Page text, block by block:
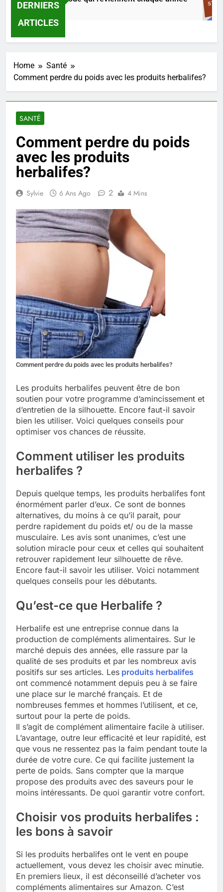
DERNIERS
ARTICLES
Ago
Home
Santé
Comment perdre du poids avec les produits herbalifes?
SANTÉ
Comment perdre du poids
avec les produits
herbalifes?
Sylvie 6 Ans Ago 2 4 Mins
Comment perdre du poids avec les produits herbalifes?
Les produits herbalifes peuvent être de bon
soutien pour votre programme d’amincissement et
d’entretien de la silhouette. Encore faut-il savoir
bien les utiliser. Voici quelques conseils pour
optimiser vos chances de réussite.
Comment utiliser les produits
herbalifes ?
Depuis quelque temps, les produits herbalifes font
énormément parler d’eux. Ce sont de bonnes
alternatives, du moins à ce qu’il parait, pour
perdre rapidement du poids et/ ou de la masse
musculaire. Les avis sont unanimes, c’est une
solution miracle pour ceux et celles qui souhaitent
retrouver rapidement leur silhouette de rêve.
Encore faut-il savoir les utiliser. Voici notamment
quelques conseils pour les débutants.
Qu’est-ce que Herbalife ?
Herbalife est une entreprise connue dans la
production de compléments alimentaires. Sur le
marché depuis des années, elle rassure par la
qualité de ses produits et par les nombreux avis
positifs sur ses articles. Les produits herbalifes
ont commencé notamment depuis peu à se faire
une place sur le marché français. Et de
nombreuses femmes et hommes l’utilisent, et ce,
surtout pour la perte de poids.
Il s’agit de complément alimentaire facile à utiliser.
L’avantage, outre leur efficacité et leur rapidité, est
que vous ne ressentez pas la faim pendant toute la
durée de votre cure. Ce qui facilite justement la
perte de poids. Sans compter que la marque
propose des produits avec des saveurs pour le
moins intéressants. De quoi garantir votre confort.
Choisir vos produits herbalifes :
les bons à savoir
Si les produits herbalifes ont le vent en poupe
actuellement, vous devez les choisir avec minutie.
En premiers lieux, il est déconseillé d’acheter vos
compléments alimentaires sur Amazon. C’est